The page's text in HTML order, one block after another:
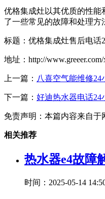
优格集成灶以其优质的性能
了一些常见的故障和处理方
标题：优格集成灶售后电话
地址：http://
上一篇： 八喜空气能维修
下一篇： 好迪热水器电话24
免责声明：本篇内容来自
相关推荐
热水器e4故障
时间：2025-05-14